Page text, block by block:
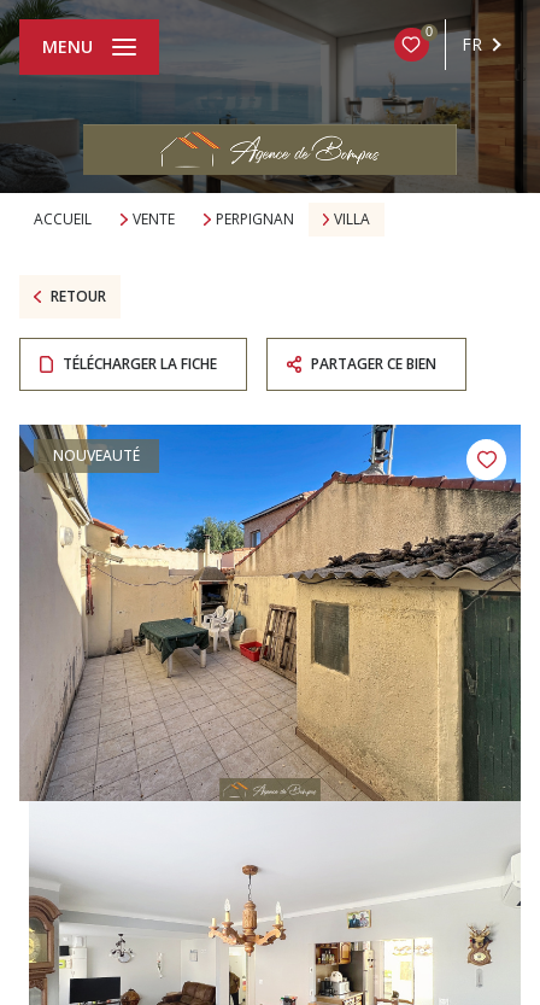
0
FR
MENU
ACCUEIL VENTE PERPIGNAN VILLA
RETOUR
TÉLÉCHARGER LA FICHE PARTAGER CE BIEN
NOUVEAUTÉ